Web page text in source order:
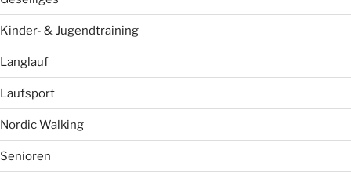
Kinder- & Jugendtraining
Langlauf
Laufsport
Nordic Walking
Senioren